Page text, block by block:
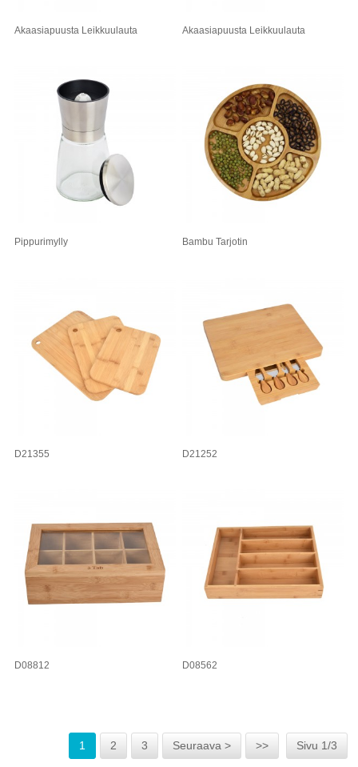
Akaasiapuusta Leikkuulauta Akaasiapuusta Leikkuulauta
Pippurimylly Bambu Tarjotin
D21355 D21252
D08812 D08562
1 2 3 Seuraava > >> Sivu 1/3